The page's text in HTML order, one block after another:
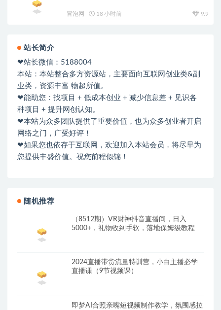
冒泡网 18 小时前 9.9
站长简介
❤站长微信：5188004
本站：本站整合多方资源站，主要面向互联网创业类&副
业类，资源丰富 物超所值。
❤能助您：找项目 + 低成本创业 + 减少信息差 + 见识各
种项目 + 提升网创认知。
❤本站为众多团队提供了重要价值，也为众多创业者开启
网络之门，广受好评！
❤如果您也依存于互联网，欢迎加入本站会员，将尽早为
您提供丰盛价值。祝您前程似锦！
随机推荐
（8512期）VR财神抖音直播间，日入
5000+，礼物收到手软，落地保姆级教程
2024直播带货流量特训营，小白主播必学
直播课（9节视频课）
即梦AI合照亲嘴短视频制作教学，氛围感拉